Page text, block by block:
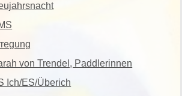
von Trendel, Paddlerinnen
Ich/ES/Überich